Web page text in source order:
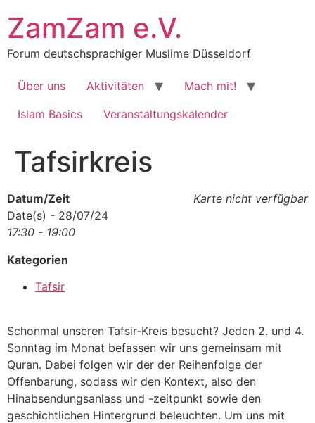
Inhalt
springen
ZamZam e.V.
Forum deutschsprachiger Muslime Düsseldorf
Über uns Aktivitäten
Mach mit!
Islam Basics
Veranstaltungskalender
Tafsirkreis
Karte nicht verfügbar
Datum/Zeit
Date(s) - 28/07/24
17:30 - 19:00
Kategorien
Tafsir
Schonmal unseren Tafsir-Kreis besucht? Jeden 2. und 4.
Sonntag im Monat befassen wir uns gemeinsam mit
Quran. Dabei folgen wir der der Reihenfolge der
Offenbarung, sodass wir den Kontext, also den
Hinabsendungsanlass und -zeitpunkt sowie den
geschichtlichen Hintergrund beleuchten. Um uns mit